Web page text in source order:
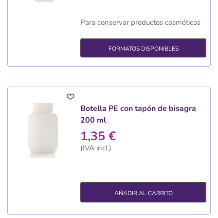
Para conservar productos cosméticos
FORMATOS DISPONIBLES
Botella PE con tapón de bisagra
200 ml
1,35 €
(IVA incl.)
AÑADIR AL CARRITO